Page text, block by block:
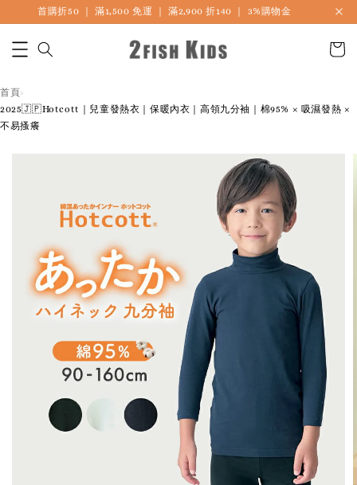
首購折50 ｜ 滿1,500 免運 ｜ 滿2,900 折140 ｜ 3%購物金
首頁›
2025🇯🇵Hotcott｜兒童發熱衣｜保暖內衣｜高領九分袖｜棉95% × 吸濕發熱 ×
不易搔癢